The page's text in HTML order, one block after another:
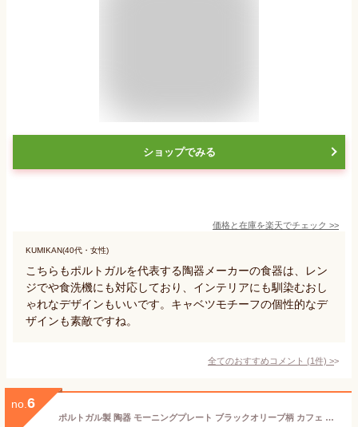
ショップでみる
価格と在庫を楽天でチェック >>
KUMIKAN(40代・女性)
こちらもポルトガルを代表する陶器メーカーの食器は、レン
ジでや食洗機にも対応しており、インテリアにも馴染むおし
ゃれなデザインもいいです。キャベツモチーフの個性的なデ
ザインも素敵ですね。
全てのおすすめコメント (1件) >
no. 6
ポルトガル製 陶器 モーニングプレート ブラックオリーブ柄 カフェ 食器 イエロー ピーナツ型 朝食セット 手描き 手作り 26cmX17cm 洋食器 テーブルウェア 南欧 皿 europe_plum pfa-24ag-ov